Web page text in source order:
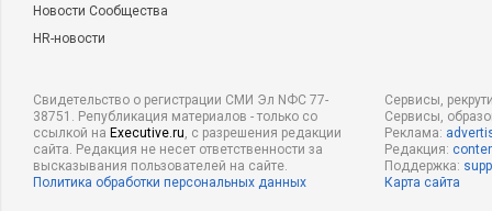
Новости Сообщества
HR-новости
Свидетельство о регистрации СМИ Эл NФС 77-
38751. Републикация материалов - только со
ссылкой на Executive.ru, с разрешения редакции
сайта. Редакция не несет ответственности за
высказывания пользователей на сайте.
Политика обработки персональных данных
Сервисы,
Сервисы,
Реклама:
Редакция:
Поддержка:
Карта сайта